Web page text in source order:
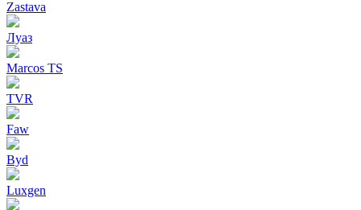
Zastava
Луаз
Marcos TS
TVR
Faw
Byd
Luxgen